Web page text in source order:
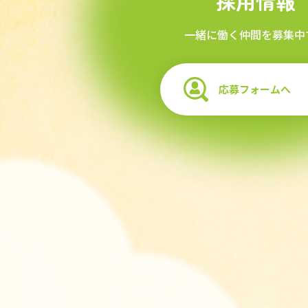
一緒に働く仲間を募集
応募フォームへ